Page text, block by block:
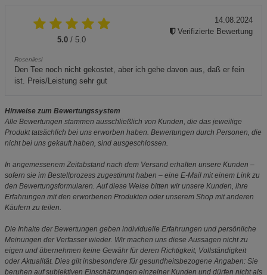
5.0 / 5.0
Rosenliesl
Den Tee noch nicht gekostet, aber ich gehe davon aus, daß er fein
ist. Preis/Leistung sehr gut
14.08.2024
Verifizierte Bewertung
Hinweise zum Bewertungssystem
Alle Bewertungen stammen ausschließlich von Kunden, die das jeweilige
Produkt tatsächlich bei uns erworben haben. Bewertungen durch Personen, die
nicht bei uns gekauft haben, sind ausgeschlossen.
In angemessenem Zeitabstand nach dem Versand erhalten unsere Kunden –
sofern sie im Bestellprozess zugestimmt haben – eine E-Mail mit einem Link zu
den Bewertungsformularen. Auf diese Weise bitten wir unsere Kunden, ihre
Erfahrungen mit den erworbenen Produkten oder unserem Shop mit anderen
Käufern zu teilen.
Die Inhalte der Bewertungen geben individuelle Erfahrungen und persönliche
Meinungen der Verfasser wieder. Wir machen uns diese Aussagen nicht zu
eigen und übernehmen keine Gewähr für deren Richtigkeit, Vollständigkeit
oder Aktualität. Dies gilt insbesondere für gesundheitsbezogene Angaben: Sie
beruhen auf subjektiven Einschätzungen einzelner Kunden und dürfen nicht als